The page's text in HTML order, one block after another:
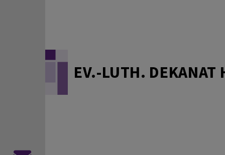
EV.-LUTH. DEKANAT